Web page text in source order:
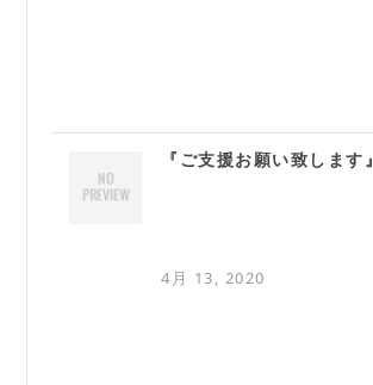
『ご支援お願い致します』
4月 13, 2020